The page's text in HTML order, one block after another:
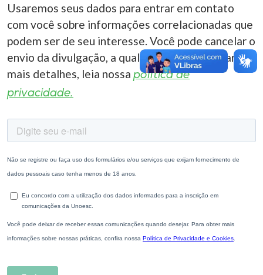
Usaremos seus dados para entrar em contato
com você sobre informações correlacionadas que
podem ser de seu interesse. Você pode cancelar o
envio da divulgação, a qualquer momento. Para
mais detalhes, leia nossa política de
privacidade.